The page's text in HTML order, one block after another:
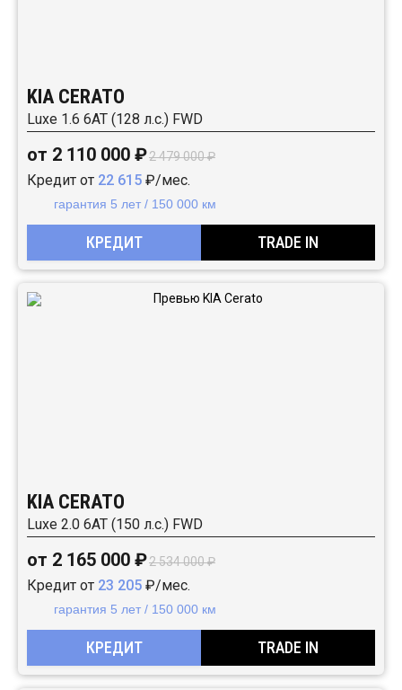
KIA CERATO
Luxe 1.6 6AT (128 л.с.) FWD
от 2 110 000 ₽2 479 000 ₽
Кредит от 22 615 ₽/мес.
гарантия 5 лет / 150 000 км
КРЕДИТ TRADE IN
KIA CERATO
Luxe 2.0 6AT (150 л.с.) FWD
от 2 165 000 ₽2 534 000 ₽
Кредит от 23 205 ₽/мес.
гарантия 5 лет / 150 000 км
КРЕДИТ TRADE IN